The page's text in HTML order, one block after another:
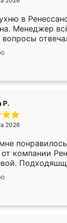
в
Менеджер
вопросы
в субботу,
работали
Р.
2026
понравилось
компании
эскизу